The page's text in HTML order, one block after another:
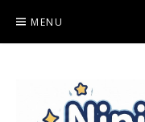
content
MENU